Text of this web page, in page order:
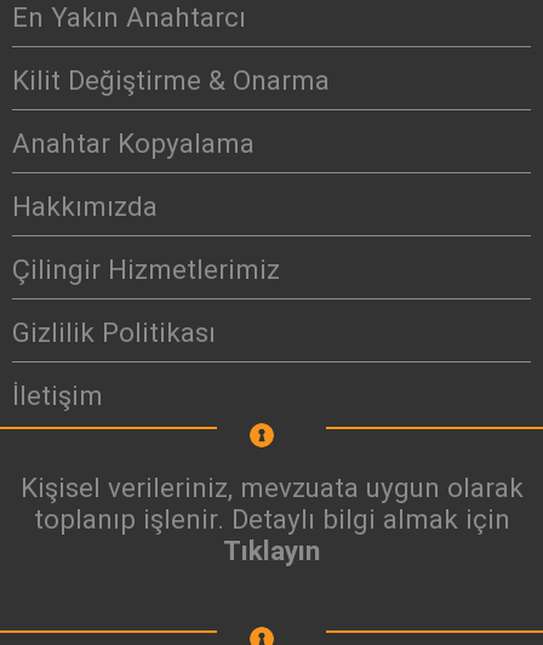
En Yakın Anahtarcı
Kilit Değiştirme & Onarma
Anahtar Kopyalama
Hakkımızda
Çilingir Hizmetlerimiz
Gizlilik Politikası
İletişim
Kişisel verileriniz, mevzuata uygun olarak
toplanıp işlenir. Detaylı bilgi almak için
Tıklayın